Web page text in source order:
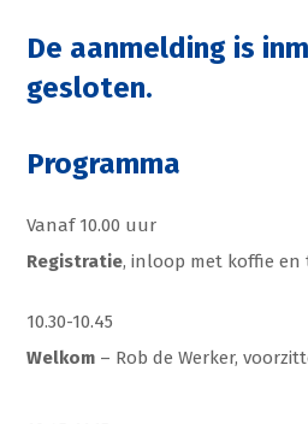
De aanmelding is
gesloten.
Programma
Vanaf 10.00 uur
Registratie, inloop met koffie en
10.30-10.45
Welkom – Rob de Werker,